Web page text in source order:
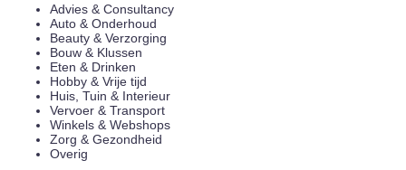
Advies & Consultancy
Auto & Onderhoud
Beauty & Verzorging
Bouw & Klussen
Eten & Drinken
Hobby & Vrije tijd
Huis, Tuin & Interieur
Vervoer & Transport
Winkels & Webshops
Zorg & Gezondheid
Overig